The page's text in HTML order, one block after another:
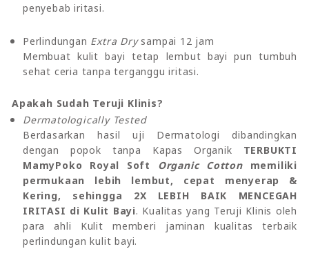
penyebab iritasi.
Perlindungan Extra Drysampai 12 jam
Membuat kulit bayi tetap lembut bayi pun tumbuh
sehat ceria tanpa terganggu iritasi.
Apakah Sudah Teruji Klinis?
Dermatologically Tested
Berdasarkan hasil uji Dermatologi dibandingkan
dengan popok tanpa Kapas Organik TERBUKTI
MamyPoko Royal Soft Organic Cottonmemiliki
permukaan lebih lembut, cepat menyerap &
Kering, sehingga 2X LEBIH BAIK MENCEGAH
IRITASI di Kulit Bayi. Kualitas yang Teruji Klinis oleh
para ahli Kulit memberi jaminan kualitas terbaik
perlindungan kulit bayi.